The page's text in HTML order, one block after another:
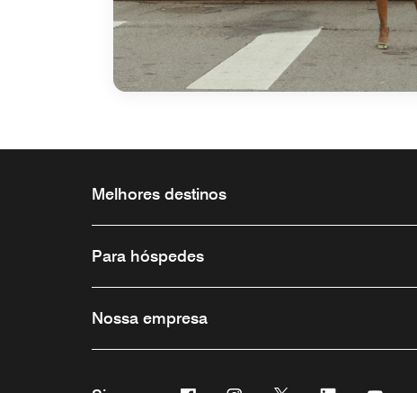
Melhores destinos
Para hóspedes
Nossa empresa